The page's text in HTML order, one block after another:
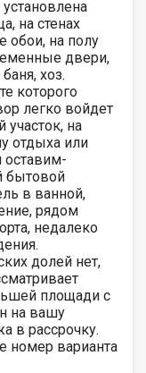
на стенах
обои, на полу
двери,
хоз.
которого
легко войдет
на
отдыха или
оставим-
бытовой
в ванной,
рядом
недалеко
долей нет,
площади с
на вашу
в рассрочку.
номер варианта